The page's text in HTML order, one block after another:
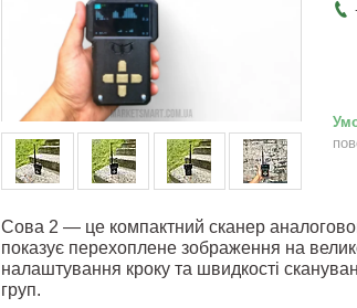
Сова 2 — це компактний сканер
показує перехоплене зображення на
налаштування кроку та швидкості
груп.